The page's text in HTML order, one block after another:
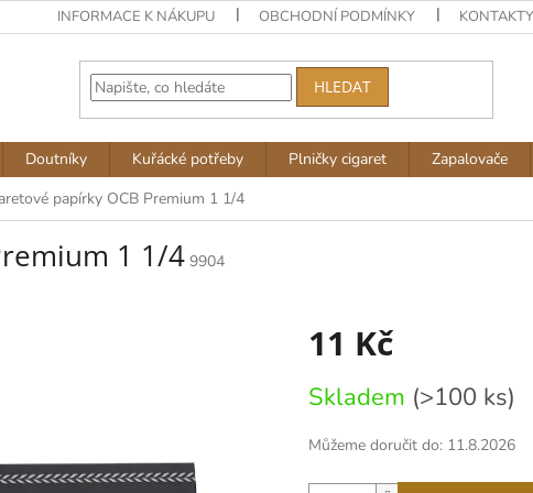
INFORMACE K NÁKUPU OBCHODNÍ PODMÍNKY KONTAKTY
HLEDAT
Doutníky Kuřácké potřeby Plničky cigaret Zapalovače
papírky OCB Premium 1 1/4
1 1/4 9904
11 Kč
cena:
Skladem (>100 ks)
Můžeme doručit do: 11.8.2026